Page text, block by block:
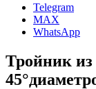
Telegram
MAX
WhatsApp
Тройник